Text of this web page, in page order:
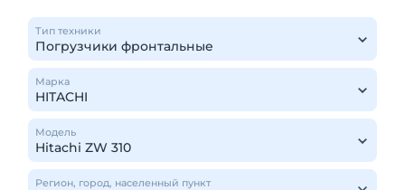
Тип техники
Марка
Модель
Регион, город, населенный пункт